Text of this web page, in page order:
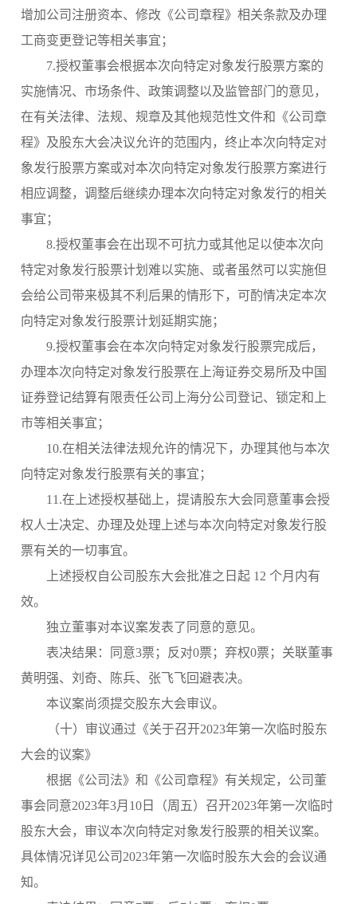
增加公司注册资本、修改《公司章程》相关条款及办理
工商变更登记等相关事宜；
7.授权董事会根据本次向特定对象发行股票方案的
实施情况、市场条件、政策调整以及监管部门的意见，
在有关法律、法规、规章及其他规范性文件和《公司章
程》及股东大会决议允许的范围内，终止本次向特定对
象发行股票方案或对本次向特定对象发行股票方案进行
相应调整，调整后继续办理本次向特定对象发行的相关
事宜；
8.授权董事会在出现不可抗力或其他足以使本次向
特定对象发行股票计划难以实施、或者虽然可以实施但
会给公司带来极其不利后果的情形下，可酌情决定本次
向特定对象发行股票计划延期实施；
9.授权董事会在本次向特定对象发行股票完成后，
办理本次向特定对象发行股票在上海证券交易所及中国
证券登记结算有限责任公司上海分公司登记、锁定和上
市等相关事宜；
10.在相关法律法规允许的情况下，办理其他与本次
向特定对象发行股票有关的事宜；
11.在上述授权基础上，提请股东大会同意董事会授
权人士决定、办理及处理上述与本次向特定对象发行股
票有关的一切事宜。
上述授权自公司股东大会批准之日起 12 个月内有
效。
独立董事对本议案发表了同意的意见。
表决结果：
同意3票； 反对0票；弃权0票；关联董事
黄明强、刘奇、陈兵、张飞飞回避表决。
本议案尚须提交股东大会审议。
（十）审议通过《关于召开2023年第一次临时股东
大会的议案》
根据《公司法》和《公司章程》有关规定，公司董
事会 同意2023年3月10日（周五）召开2023年第一次 临时
股东大会，审议本次向特定对象发行股票的相关议案。
具体情况详见公司2023年第一次临时股东大会的会议通
知。